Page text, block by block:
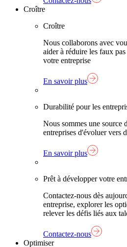
Croître
Croître
Nous collaborons avec
aider à réduire les faux
votre entreprise
En savoir plus
Durabilité pour les
Nous sommes une
entreprises d'évoluer vers
En savoir plus
Prêt à développer votre
Contactez-nous dès
entreprise, explorer les
relever les défis liés aux
Contactez-nous
Optimiser